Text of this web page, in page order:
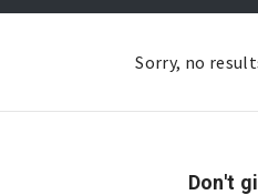
Sorry, no
Don't